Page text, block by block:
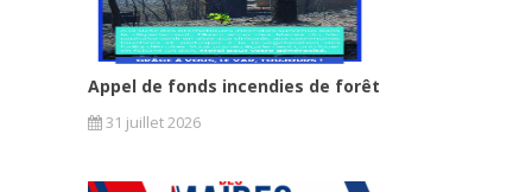
Appel de fonds incendies de forêt
31 juillet 2026